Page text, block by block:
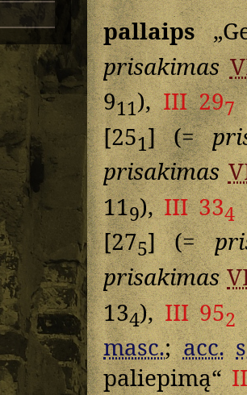
pallaips
prisakimas
911),III 297
[251] (=
prisakimas
119),III 334
[275] (=
prisakimas
134),III 952
masc.;acc.
paliepimą“